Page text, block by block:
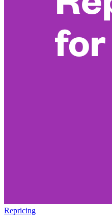
Repricing